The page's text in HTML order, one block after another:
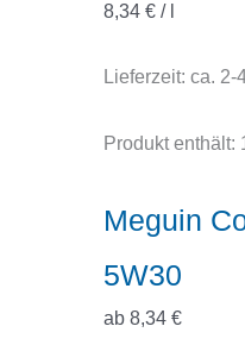
8,34 €/
Lieferzeit: ca. 2-
Produkt enthält:
Meguin
5W30
ab 8,34 €